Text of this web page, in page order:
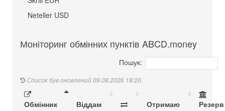
Neteller USD
Моніторинг обмінних пунктів ABCD.money
Пошук:
Список був оновлений 09.08.2026 18:20.
Обмінник Віддам Отримаю
Резерв